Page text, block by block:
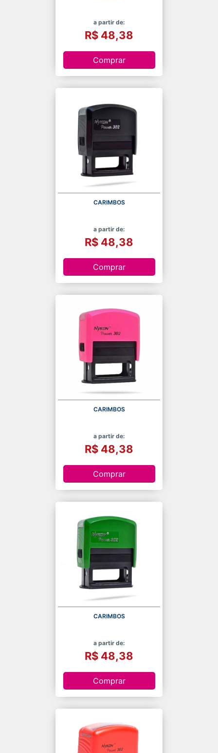
a partir de:
R$ 48,38
Comprar
CARIMBOS
a partir de:
R$ 48,38
Comprar
CARIMBOS
a partir de:
R$ 48,38
Comprar
CARIMBOS
a partir de:
R$ 48,38
Comprar